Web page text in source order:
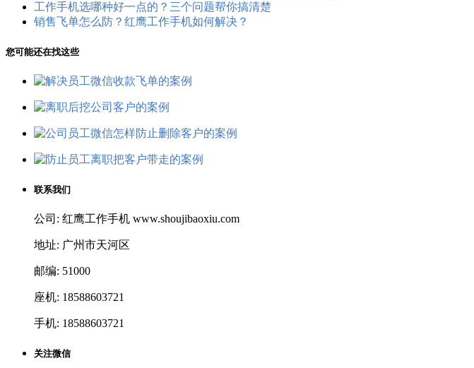
工作手机选哪种好一点的？三个问题帮你搞清楚
销售飞单怎么防？红鹰工作手机如何解决？
您可能还在找这些
联系我们
公司: 红鹰工作手机 www.shoujibaoxiu.com
地址: 广州市天河区
邮编: 51000
座机: 18588603721
手机: 18588603721
关注微信